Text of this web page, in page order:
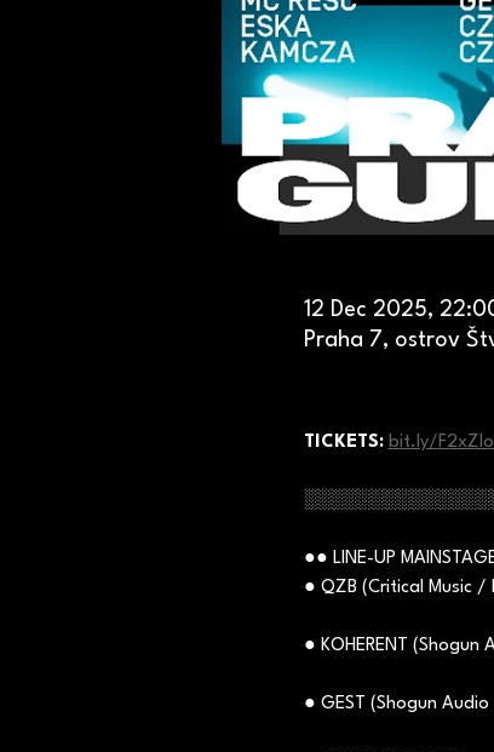
12 Dec 2025,
Praha 7, ostrov
TICKETS: bit.ly/
●● LINE-UP
● QZB (Critical Music /
● KOHERENT
● GEST (Shogun Audio